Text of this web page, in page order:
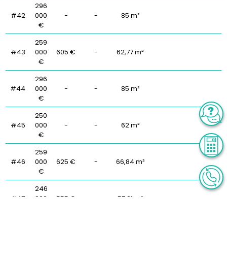
#42
296
000
€
- - 85 m²
#43
259
000
€
605 € - 62,77 m²
#44
296
000
€
- - 85 m²
#45
250
000
€
- - 62 m²
#46
259
000
€
625 € - 66,84 m²
#47
246
000
555 € 57,91 m²